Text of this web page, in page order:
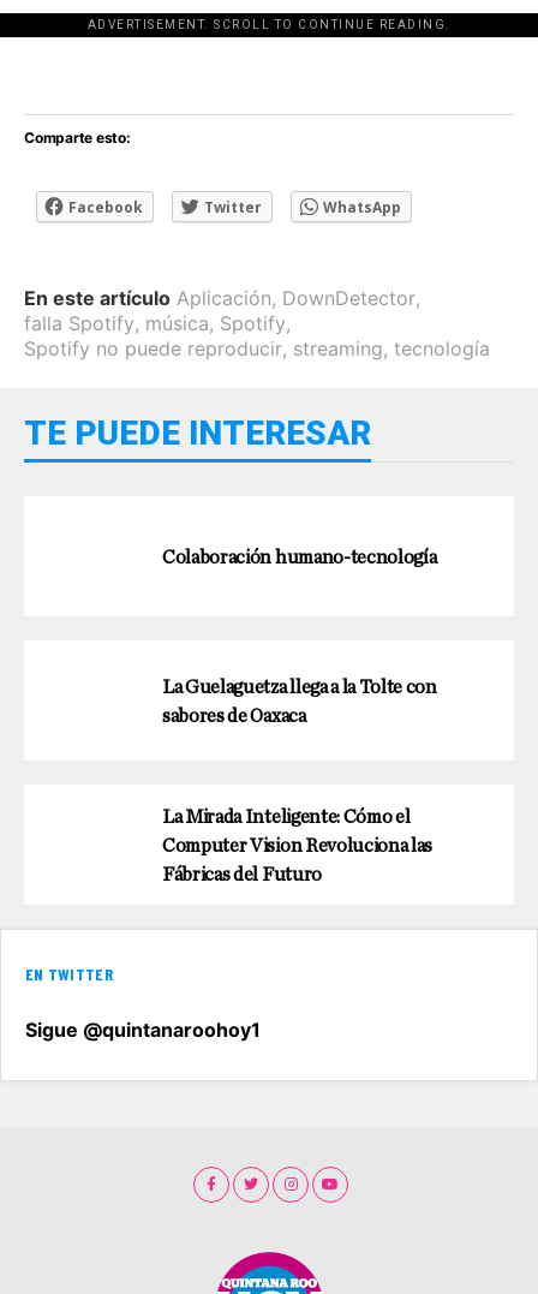
ADVERTISEMENT. SCROLL TO CONTINUE READING.
[adsforwp id="243463"]
Comparte esto:
Facebook Twitter WhatsApp
En este artículo Aplicación, DownDetector,
falla Spotify, música, Spotify,
Spotify no puede reproducir, streaming, tecnología
TE PUEDE INTERESAR
Colaboración humano-tecnología
La Guelaguetza llega a la Tolte con
sabores de Oaxaca
La Mirada Inteligente: Cómo el
Computer Vision Revoluciona las
Fábricas del Futuro
EN TWITTER
Sigue @quintanaroohoy1